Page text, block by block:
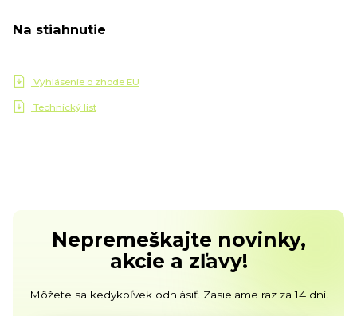
Na stiahnutie
Vyhlásenie o zhode EU
Technický list
Nepremeškajte novinky,
akcie a zľavy!
Môžete sa kedykoľvek odhlásiť. Zasielame raz za 14 dní.